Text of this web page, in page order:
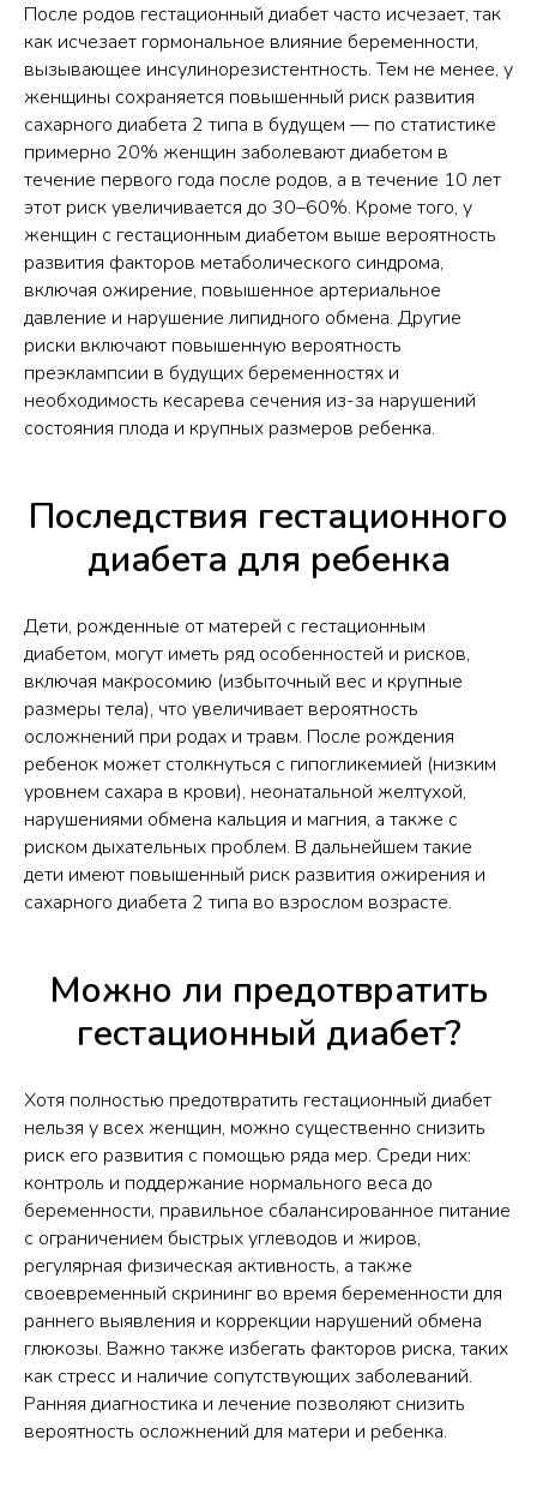
После родов гестационный диабет часто исчезает, так
как исчезает гормональное влияние беременности,
вызывающее инсулинорезистентность. Тем не менее, у
женщины сохраняется повышенный риск развития
сахарного диабета 2 типа в будущем — по статистике
примерно 20% женщин заболевают диабетом в
течение первого года после родов, а в течение 10 лет
этот риск увеличивается до 30–60%. Кроме того, у
женщин с гестационным диабетом выше вероятность
развития факторов метаболического синдрома,
включая ожирение, повышенное артериальное
давление и нарушение липидного обмена. Другие
риски включают повышенную вероятность
преэклампсии в будущих беременностях и
необходимость кесарева сечения из-за нарушений
состояния плода и крупных размеров ребенка.​
Последствия гестационного
диабета для ребенка
Дети, рожденные от матерей с гестационным
диабетом, могут иметь ряд особенностей и рисков,
включая макросомию (избыточный вес и крупные
размеры тела), что увеличивает вероятность
осложнений при родах и травм. После рождения
ребенок может столкнуться с гипогликемией (низким
уровнем сахара в крови), неонатальной желтухой,
нарушениями обмена кальция и магния, а также с
риском дыхательных проблем. В дальнейшем такие
дети имеют повышенный риск развития ожирения и
сахарного диабета 2 типа во взрослом возрасте.​
Можно ли предотвратить
гестационный диабет?
Хотя полностью предотвратить гестационный диабет
нельзя у всех женщин, можно существенно снизить
риск его развития с помощью ряда мер. Среди них:
контроль и поддержание нормального веса до
беременности, правильное сбалансированное питание
с ограничением быстрых углеводов и жиров,
регулярная физическая активность, а также
своевременный скрининг во время беременности для
раннего выявления и коррекции нарушений обмена
глюкозы. Важно также избегать факторов риска, таких
как стресс и наличие сопутствующих заболеваний.
Ранняя диагностика и лечение позволяют снизить
вероятность осложнений для матери и ребенка.​